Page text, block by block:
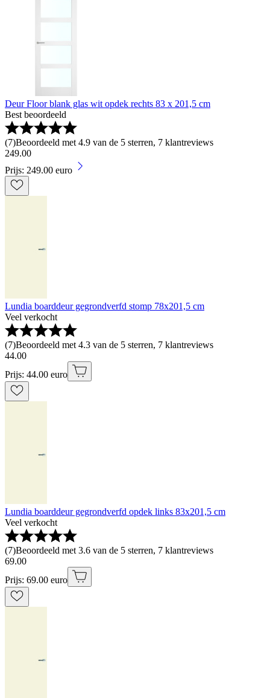
Deur Floor blank glas wit opdek rechts 83 x 201,5 cm
Best beoordeeld
(7)Beoordeeld met 4.9 van de 5 sterren, 7 klantreviews
249.00
Prijs: 249.00 euro
Lundia boarddeur gegrondverfd stomp 78x201,5 cm
Veel verkocht
(7)Beoordeeld met 4.3 van de 5 sterren, 7 klantreviews
44.00
Prijs: 44.00 euro
Lundia boarddeur gegrondverfd opdek links 83x201,5 cm
Veel verkocht
(7)Beoordeeld met 3.6 van de 5 sterren, 7 klantreviews
69.00
Prijs: 69.00 euro